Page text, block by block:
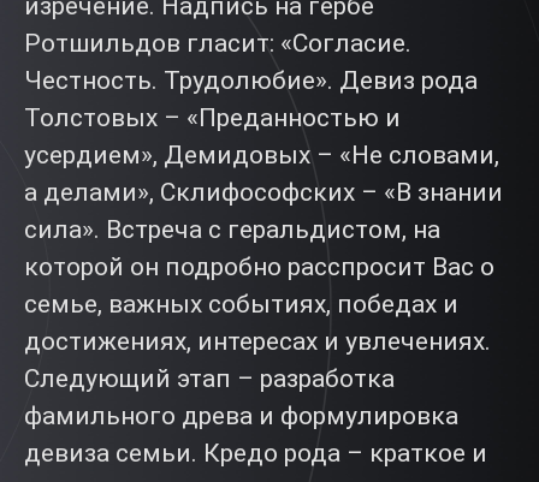
изречение. Надпись на гербе
Ротшильдов гласит: «Согласие.
Честность. Трудолюбие». Девиз рода
Толстовых – «Преданностью и
усердием», Демидовых – «Не словами,
а делами», Склифософских – «В знании
сила». Встреча с геральдистом, на
которой он подробно расспросит Вас о
семье, важных событиях, победах и
достижениях, интересах и увлечениях.
Следующий этап – разработка
фамильного древа и формулировка
девиза семьи. Кредо рода – краткое и